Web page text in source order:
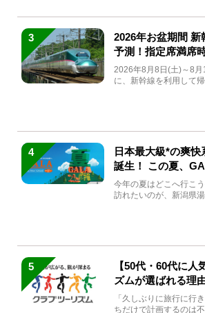
3
2026年お盆期間
予測！指定席満席
急券も解説
2026年8月8日(土)～8月
に、新幹線を利用して
4
日本最大級*の爽
誕生！ この夏、
生まれ変わる
今年の夏はどこへ行こ
訪れたいのが、新潟県
5
【50代・60代に人
ズムが選ばれる理
「久しぶりに旅行に行
ちだけで計画するのは